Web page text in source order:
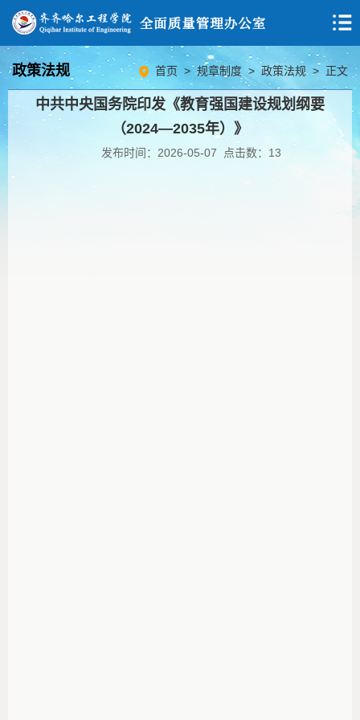
政策法规 首页 >规章制度 > 政策法规> 正文
中共中央国务院印发《教育强国建设规划纲要
（2024—2035年）》
发布时间：2026-05-07 点击数： 13